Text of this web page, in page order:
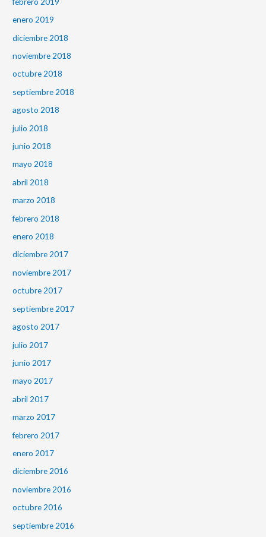
enero 2019
diciembre 2018
noviembre 2018
octubre 2018
septiembre 2018
agosto 2018
julio 2018
junio 2018
mayo 2018
abril 2018
marzo 2018
febrero 2018
enero 2018
diciembre 2017
noviembre 2017
octubre 2017
septiembre 2017
agosto 2017
julio 2017
junio 2017
mayo 2017
abril 2017
marzo 2017
febrero 2017
enero 2017
diciembre 2016
noviembre 2016
octubre 2016
septiembre 2016